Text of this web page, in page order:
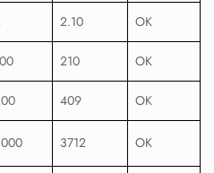
2.10 OK
210 OK
409
OK
3712 OK